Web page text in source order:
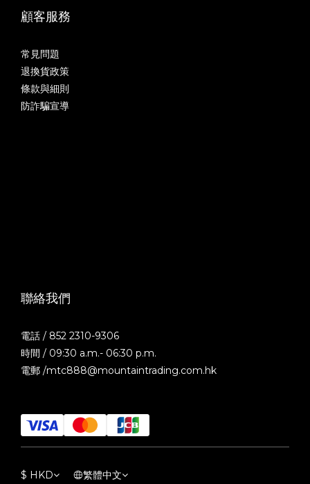
顧客服務
常見問題
退換貨政策
條款與細則
防詐騙宣導
聯絡我們
電話 / 852 2310-9306
時間 / 09:30 a.m.- 06:30 p.m.
電郵 /mtc888@mountaintrading.com.hk
$ HKD 繁體中文